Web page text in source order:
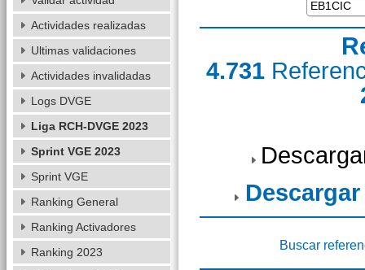
4.731
Buscar
Actividades realizadas
Ultimas validaciones
Actividades invalidadas
Logs DVGE
Liga RCH-DVGE 2023
Sprint VGE 2023
Sprint VGE
Ranking General
Ranking Activadores
Ranking 2023